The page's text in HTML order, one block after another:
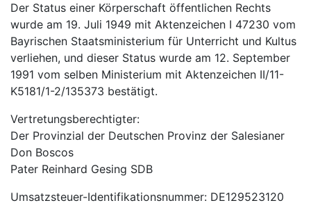
Der Status einer Körperschaft öffentlichen Rechts
wurde am 19. Juli 1949 mit Aktenzeichen I 47230 vom
Bayrischen Staatsministerium für Unterricht und Kultus
verliehen, und dieser Status wurde am 12. September
1991 vom selben Ministerium mit Aktenzeichen II/11-
K5181/1-2/135373 bestätigt.
Vertretungsberechtigter:
Der Provinzial der Deutschen Provinz der Salesianer
Don Boscos
Pater Reinhard Gesing SDB
Umsatzsteuer-Identifikationsnummer: DE129523120